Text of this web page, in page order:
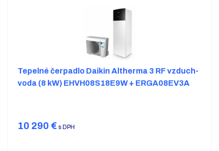
Tepelné čerpadlo Daikin Altherma 3 RF vzduch-
voda (8 kW) EHVH08S18E9W + ERGA08EV3A
10 290 € s DPH